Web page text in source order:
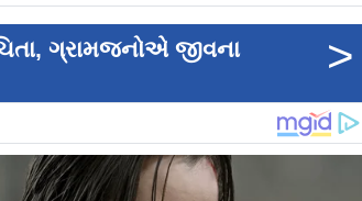
ગ્રામજનોએ જીવના
>